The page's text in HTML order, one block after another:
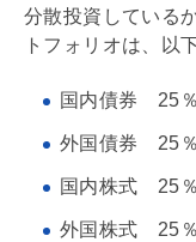
分散投資している
トフォリオは、以
国内債券 25％
外国債券 25％
国内株式 25％
外国株式 25％